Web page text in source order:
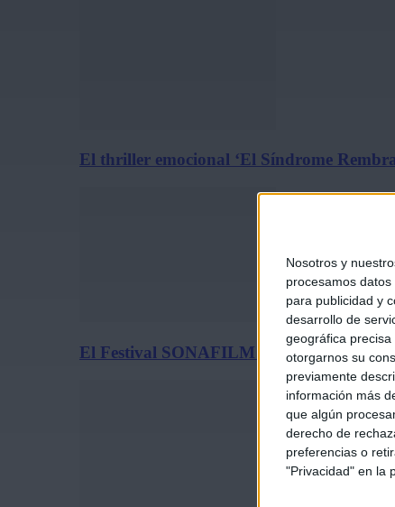
Nosotros y
procesamos
para publicidad y
desarrollo de
geográfica
otorgarnos su
previamente
información más
que algún
derecho de
preferencias o
"Privacidad" en la
El thriller emocional ‘El Síndrome
El Festival SONAFILM llena de música